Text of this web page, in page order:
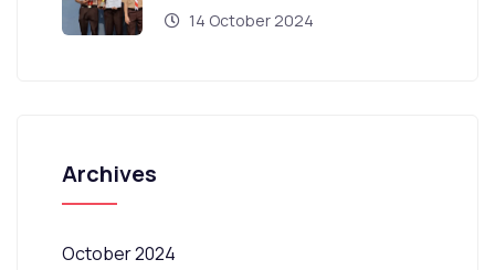
14 October 2024
Archives
October 2024